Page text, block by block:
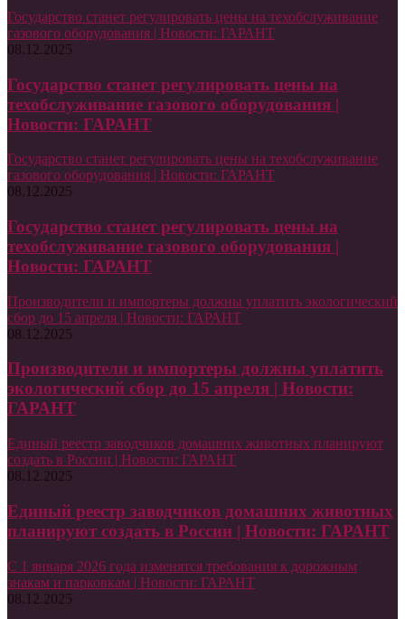
Государство станет регулировать цены на техобслуживание
газового оборудования | Новости: ГАРАНТ
08.12.2025
Государство станет регулировать цены на
техобслуживание газового оборудования |
Новости: ГАРАНТ
Государство станет регулировать цены на техобслуживание
газового оборудования | Новости: ГАРАНТ
08.12.2025
Государство станет регулировать цены на
техобслуживание газового оборудования |
Новости: ГАРАНТ
Производители и импортеры должны уплатить экологический
сбор до 15 апреля | Новости: ГАРАНТ
08.12.2025
Производители и импортеры должны уплатить
экологический сбор до 15 апреля | Новости:
ГАРАНТ
Единый реестр заводчиков домашних животных планируют
создать в России | Новости: ГАРАНТ
08.12.2025
Единый реестр заводчиков домашних животных
планируют создать в России | Новости: ГАРАНТ
С 1 января 2026 года изменятся требования к дорожным
знакам и парковкам | Новости: ГАРАНТ
08.12.2025